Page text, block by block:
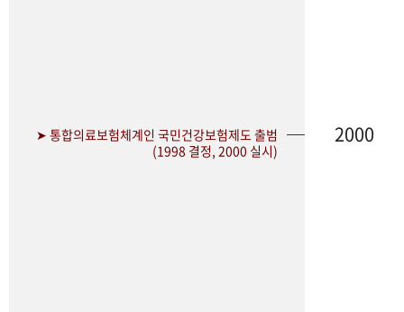
➤ 통합의료보험체계인 국민건강보험제도 출범
(1998 결정, 2000 실시)
2000